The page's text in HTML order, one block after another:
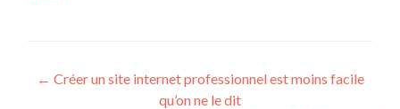
Navigation
← Créer un site internet professionnel est moins facile
qu’on ne le dit